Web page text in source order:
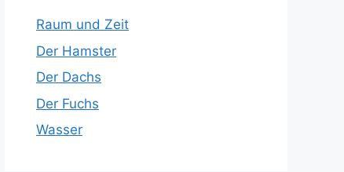
Raum und Zeit
Der Hamster
Der Dachs
Der Fuchs
Wasser